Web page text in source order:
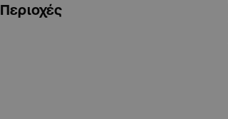
Περιοχές